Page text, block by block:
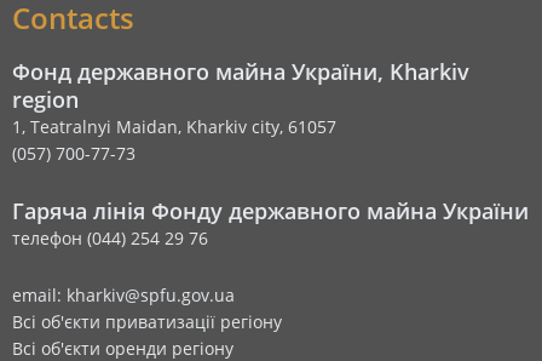
Contacts
Фонд державного майна України, Kharkiv
region
1, Teatralnyi Maidan, Kharkiv city, 61057
(057) 700-77-73
Гаряча лінія Фонду державного майна України
телефон (044) 254 29 76
email: kharkiv@spfu.gov.ua
Всі об'єкти приватизації регіону
Всі об'єкти оренди регіону